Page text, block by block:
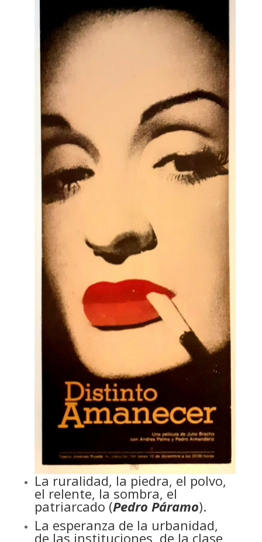
La ruralidad, la piedra, el polvo,
el relente, la sombra, el
patriarcado (Pedro Páramo).
La esperanza de la urbanidad,
de las instituciones, de la clase